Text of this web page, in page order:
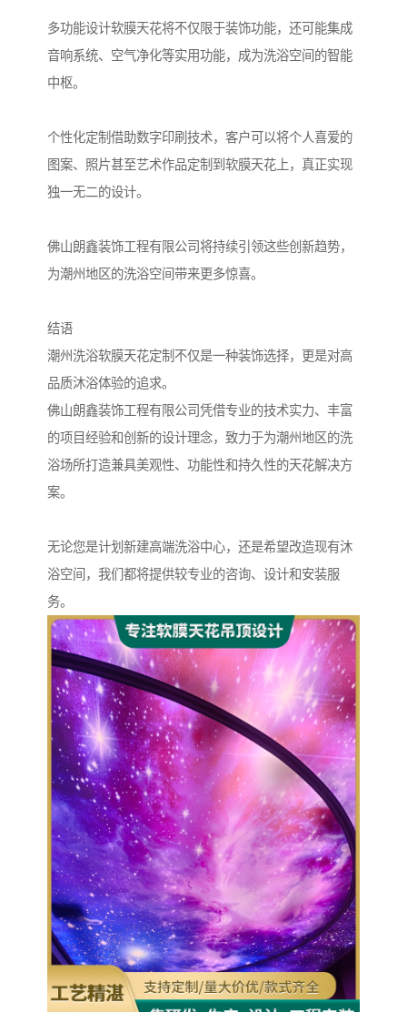
多功能设计软膜天花将不仅限于装饰功能，还可能集成
音响系统、空气净化等实用功能，成为洗浴空间的智能
中枢。
个性化定制借助数字印刷技术，客户可以将个人喜爱的
图案、照片甚至艺术作品定制到软膜天花上，真正实现
独一无二的设计。
佛山朗鑫装饰工程有限公司将持续引领这些创新趋势，
为潮州地区的洗浴空间带来更多惊喜。
结语
潮州洗浴软膜天花定制不仅是一种装饰选择，更是对高
品质沐浴体验的追求。
佛山朗鑫装饰工程有限公司凭借专业的技术实力、丰富
的项目经验和创新的设计理念，致力于为潮州地区的洗
浴场所打造兼具美观性、功能性和持久性的天花解决方
案。
无论您是计划新建高端洗浴中心，还是希望改造现有沐
浴空间，我们都将提供较专业的咨询、设计和安装服
务。